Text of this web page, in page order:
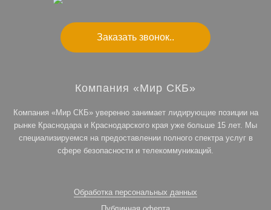
Заказать звонок..
Компания «Мир СКБ»
Компания «Мир СКБ» уверенно занимает лидирующие позиции на
рынке Краснодара и Краснодарского края уже больше 15 лет. Мы
специализируемся на предоставлении полного спектра услуг в
сфере безопасности и телекоммуникаций.
Обработка персональных данных